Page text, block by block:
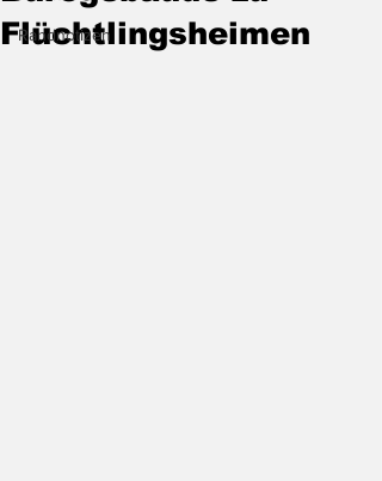
Randnotizen
Flüchtlingsheimen